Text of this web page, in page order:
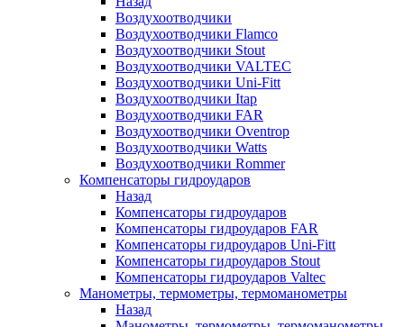
Воздухоотводчики
Воздухоотводчики Flamco
Воздухоотводчики Stout
Воздухоотводчики VALTEC
Воздухоотводчики Uni-Fitt
Воздухоотводчики Itap
Воздухоотводчики FAR
Воздухоотводчики Oventrop
Воздухоотводчики Watts
Воздухоотводчики Rommer
Компенсаторы гидроударов
Назад
Компенсаторы гидроударов
Компенсаторы гидроударов FAR
Компенсаторы гидроударов Uni-Fitt
Компенсаторы гидроударов Stout
Компенсаторы гидроударов Valtec
Манометры, термометры, термоманометры
Назад